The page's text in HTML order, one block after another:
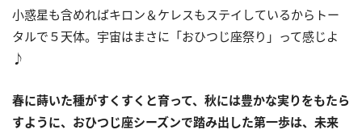
小惑星も含めればキロン＆ケレスもステイしているからトー
タルで５天体。宇宙はまさに「おひつじ座祭り」って感じよ
♪
春に蒔いた種がすくすくと育って、秋には豊かな実りをもたら
すように、おひつじ座シーズンで踏み出した第一歩は、未来